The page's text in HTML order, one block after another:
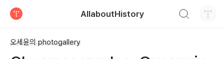
AllaboutHistory
오세윤의 photogallery